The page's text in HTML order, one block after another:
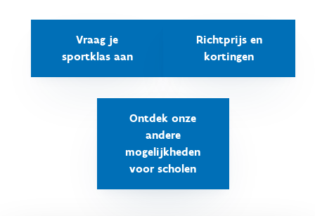
Vraag je
sportklas aan
Richtprijs en
kortingen
Ontdek onze
andere
mogelijkheden
voor scholen